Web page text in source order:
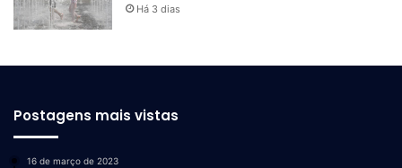
Há 3 dias
Postagens mais vistas
16 de março de 2023